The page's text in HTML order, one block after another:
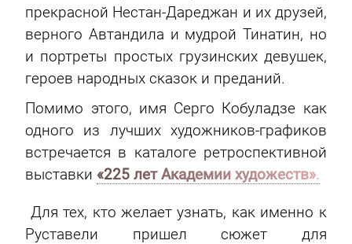
прекрасной Нестан-Дареджан и их друзей,
верного Автандила и мудрой Тинатин, но
и портреты простых грузинских девушек,
героев народных сказок и преданий.
Помимо этого, имя Серго Кобуладзе как
одного из лучших художников-графиков
встречается в каталоге ретроспективной
выставки «225 лет Академии художеств».
Для тех, кто желает узнать, как именно к
Руставели пришел сюжет для